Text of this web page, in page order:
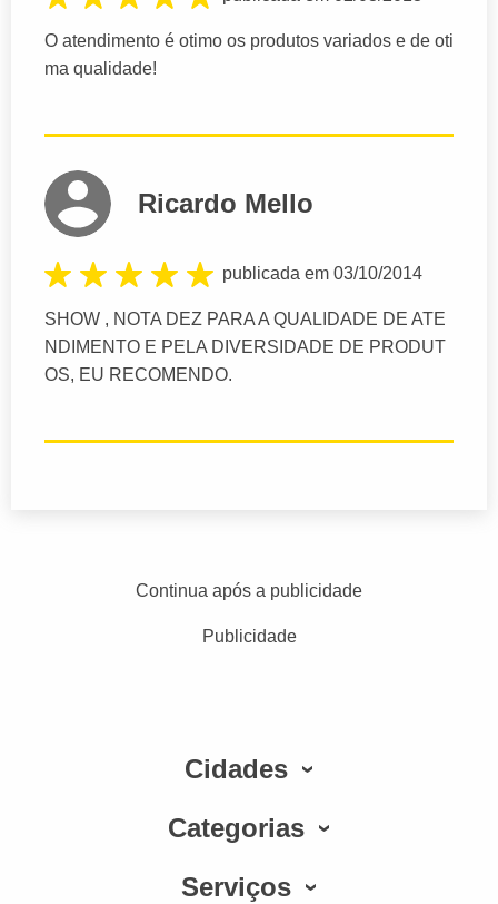
O atendimento é otimo os produtos variados e de oti
ma qualidade!
Ricardo Mello
publicada em 03/10/2014
SHOW , NOTA DEZ PARA A QUALIDADE DE ATE
NDIMENTO E PELA DIVERSIDADE DE PRODUT
OS, EU RECOMENDO.
Continua após a publicidade
Publicidade
Cidades
Categorias
Serviços